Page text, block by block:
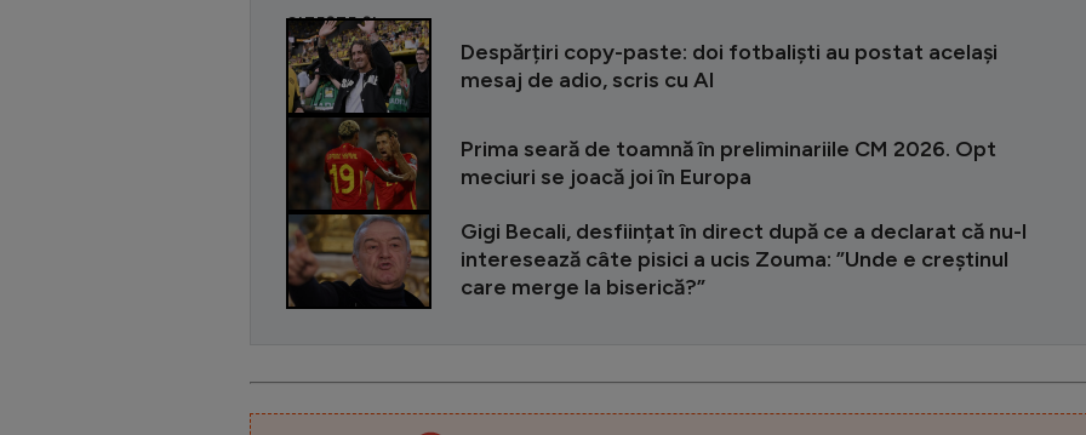
CITEȘTE ȘI
Despărțiri copy-paste: doi fotbaliști au postat același
mesaj de adio, scris cu AI
Prima seară de toamnă în preliminariile CM 2026. Opt
meciuri se joacă joi în Europa
Gigi Becali, desființat în direct după ce a declarat că nu-l
interesează câte pisici a ucis Zouma: ”Unde e creștinul
care merge la biserică?”